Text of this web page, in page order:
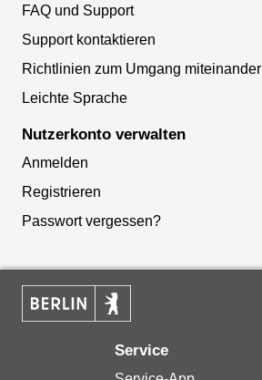
FAQ und Support
Support kontaktieren
Richtlinien zum Umgang miteinander
Leichte Sprache
Nutzerkonto verwalten
Anmelden
Registrieren
Passwort vergessen?
Service